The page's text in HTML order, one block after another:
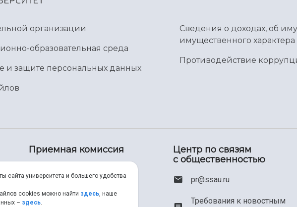
организации
образовательная среда
и защите персональных данных
Сведения о доходах, об
имущественного
Противодействие
Приемная комиссия
8 (846) 267-48-67
Центр по связям
с общественностью
pr@ssau.ru
Требования к новостным
университета и большего удобства
cookies можно найти здесь, наше
– здесь.